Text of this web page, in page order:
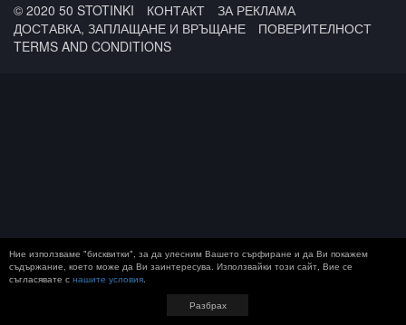
© 2020 50 STOTINKI КОНТАКТ
ЗА РЕКЛАМА
ДОСТАВКА, ЗАПЛАЩАНЕ И ВРЪЩАНЕ
ПОВЕРИТЕЛНОСТ
TERMS AND CONDITIONS
Ние използваме "бисквитки", за да улесним Вашето сърфиране и да Ви покажем
съдържание, което може да Ви заинтересува. Използвайки този сайт, Вие се
съгласявате с нашите условия.
Разбрах